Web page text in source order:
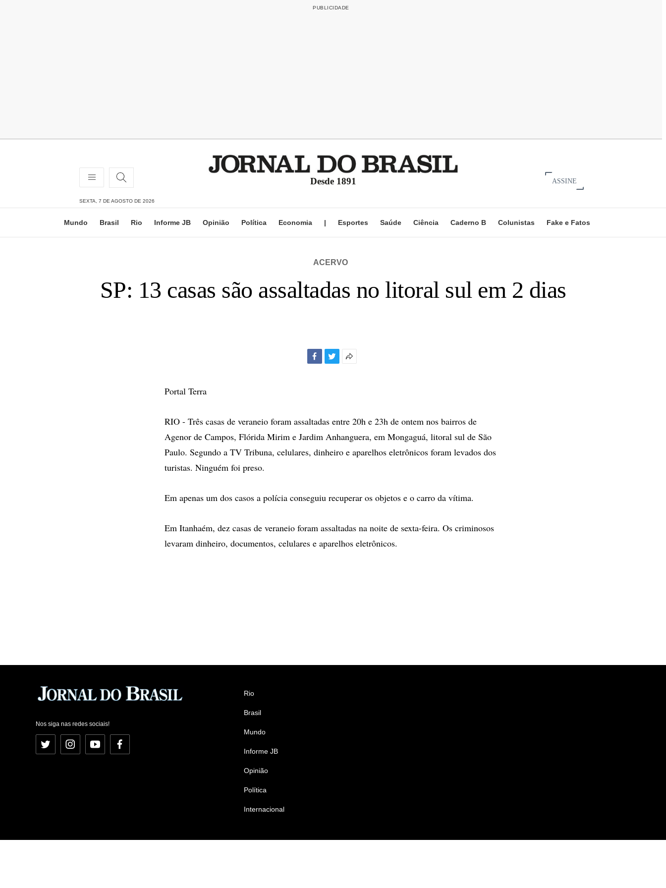
Desde 1891 ASSINE
SEXTA, 7 DE AGOSTO DE 2026
Mundo Brasil Rio Informe JB Opinião Política Economia | Esportes Saúde Ciência Caderno B Colunistas Fake e Fatos
ACERVO
SP: 13 casas são assaltadas no litoral sul em 2 dias
Portal Terra
RIO - Três casas de veraneio foram assaltadas entre 20h e 23h de ontem nos bairros de
Agenor de Campos, Flórida Mirim e Jardim Anhanguera, em Mongaguá, litoral sul de São
Paulo. Segundo a TV Tribuna, celulares, dinheiro e aparelhos eletrônicos foram levados dos
turistas. Ninguém foi preso.
Em apenas um dos casos a polícia conseguiu recuperar os objetos e o carro da vítima.
Em Itanhaém, dez casas de veraneio foram assaltadas na noite de sexta-feira. Os criminosos
levaram dinheiro, documentos, celulares e aparelhos eletrônicos.
Nos siga nas redes sociais!
Twitter InstagramYouTubeFacebook
Rio
Brasil
Mundo
Informe JB
Opinião
Política
Internacional